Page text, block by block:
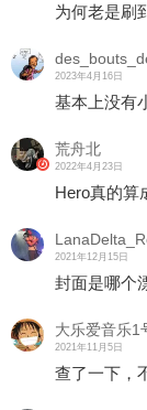
为何老是刷
2023年4月16日
基本上没有
荒舟北
2022年4月23日
Hero真的算
2021年12月15日
封面是哪个
大乐爱音乐1
2021年11月5日
查了一下，